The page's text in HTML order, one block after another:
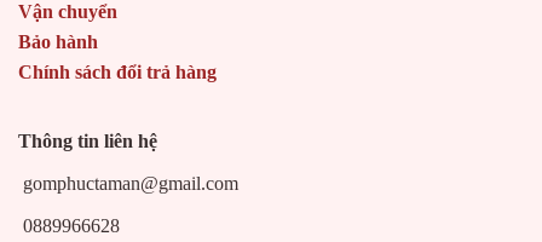
Vận chuyển
Bảo hành
Chính sách đổi trả hàng
Thông tin liên hệ
gomphuctaman@gmail.com
0889966628